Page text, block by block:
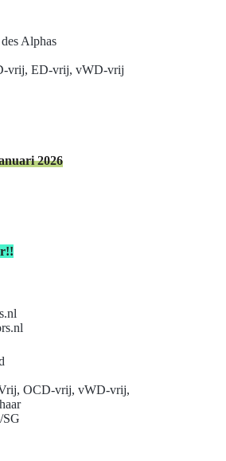
Alphas
vrij, ED-vrij, vWD-vrij
2026
OCD-vrij, vWD-vrij,
SG